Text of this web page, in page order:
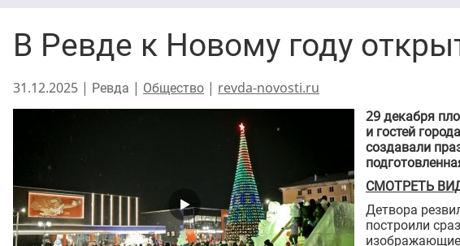
В Ревде к Новому году
31.12.2025 | Ревда | Общество | revda-novosti.ru
29 декабря
и гостей
создавали
СМОТРЕТЬ
Детвора
построили
изображающие